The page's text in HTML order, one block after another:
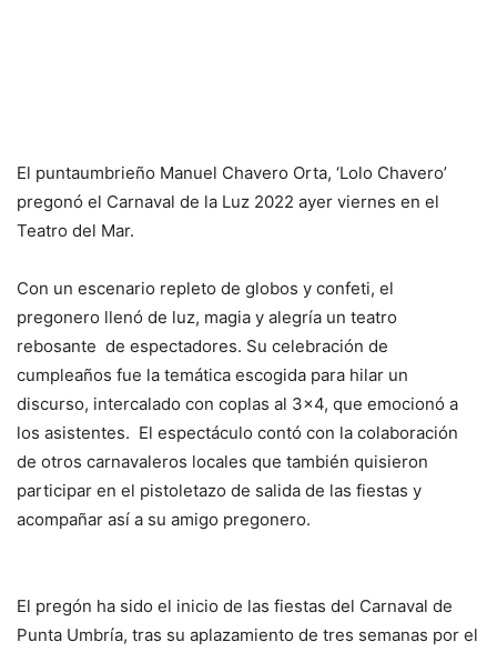
El puntaumbrieño Manuel Chavero Orta, ‘Lolo Chavero’
pregonó el Carnaval de la Luz 2022 ayer viernes en el
Teatro del Mar.
Con un escenario repleto de globos y confeti, el
pregonero llenó de luz, magia y alegría un teatro
rebosante de espectadores. Su celebración de
cumpleaños fue la temática escogida para hilar un
discurso, intercalado con coplas al 3×4, que emocionó a
los asistentes. El espectáculo contó con la colaboración
de otros carnavaleros locales que también quisieron
participar en el pistoletazo de salida de las fiestas y
acompañar así a su amigo pregonero.
El pregón ha sido el inicio de las fiestas del Carnaval de
Punta Umbría, tras su aplazamiento de tres semanas por el